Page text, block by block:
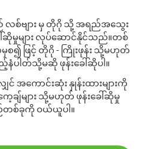
လစ်ဗျား မှ တိုဂို သို့ အရည်အသွေး
ါ်ဆိုမှုများ လုပ်ဆောင်နိုင်သည်။တစ်
မှစ၍ ဖြင့် တိုဂို - ကြိုးဖုန်း သို့မဟုတ်
ပါတ်သို့မဆို ဖုန်းခေါ်ဆိုပါ။
အကောင်းဆုံး နှုန်းထားများကို
ချ်များ သို့မဟုတ် ဖုန်းခေါ်ဆိုမှု
စ်ခုကို ဝယ်ယူပါ။